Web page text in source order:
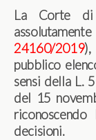
La Corte di
24160/2019),
pubblico
sensi della L.
del 15
riconoscendo
decisioni.